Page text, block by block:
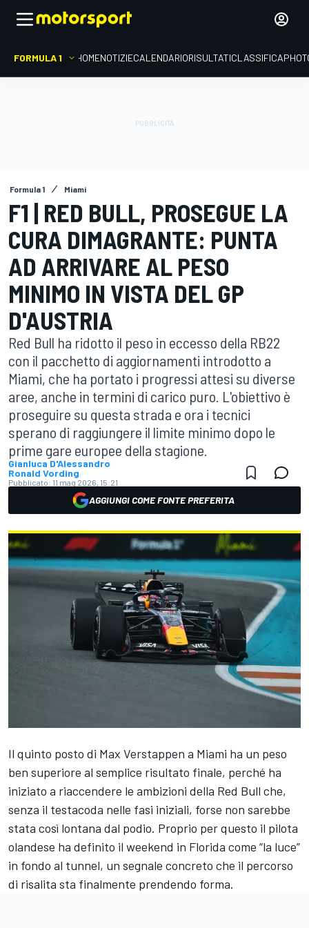
FORMULA 1 HOMENOTIZIECALENDARIORISULTATICLASSIFICA
Formula 1 Miami
F1 | RED BULL, PROSEGUE LA
CURA DIMAGRANTE: PUNTA
AD ARRIVARE AL PESO
MINIMO IN VISTA DEL GP
D'AUSTRIA
Red Bull ha ridotto il peso in eccesso della RB22
con il pacchetto di aggiornamenti introdotto a
Miami, che ha portato i progressi attesi su diverse
aree, anche in termini di carico puro. L'obiettivo è
proseguire su questa strada e ora i tecnici
sperano di raggiungere il limite minimo dopo le
prime gare europee della stagione.
Gianluca D'Alessandro
Ronald Vording
Pubblicato: 11 mag 2026, 15:21
AGGIUNGI COME FONTE PREFERITA
Il quinto posto di Max Verstappen a Miami ha un peso
ben superiore al semplice risultato finale, perché ha
iniziato a riaccendere le ambizioni della Red Bull che,
senza il testacoda nelle fasi iniziali, forse non sarebbe
stata così lontana dal podio. Proprio per questo il pilota
olandese ha definito il weekend in Florida come “la luce”
in fondo al tunnel, un segnale concreto che il percorso
di risalita sta finalmente prendendo forma.